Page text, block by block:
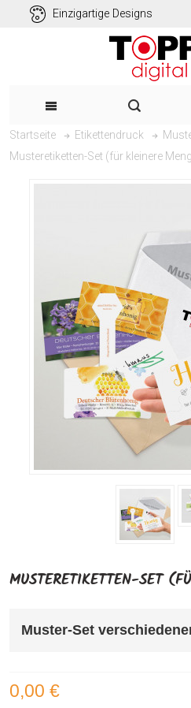
Einzigartige Designs
Startseite Etikettendruck
Musteretiketten-Set (für kleinere
MUSTERETIKETTEN-SET
Muster-Set
0,00 €